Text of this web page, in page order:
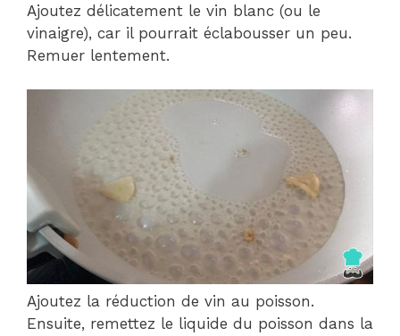
Ajoutez délicatement le vin blanc (ou le
vinaigre), car il pourrait éclabousser un peu.
Remuer lentement.
Ajoutez la réduction de vin au poisson.
Ensuite, remettez le liquide du poisson dans la